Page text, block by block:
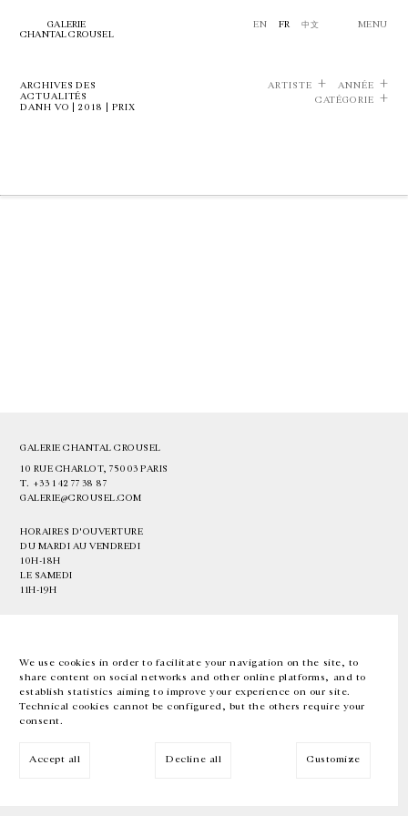
We use cookies in order to facilitate your navigation on the site, to
share content on social networks and other online platforms, and to
establish statistics aiming to improve your experience on our site.
Technical cookies cannot be configured, but the others require your
consent.
Accept all Decline all Customize
GALERIE
CHANTAL CROUSEL
EN FR 中文 MENU
ARCHIVES DES
ACTUALITÉS
DANH VO | 2018 | PRIX
ARTISTE
ANNÉE
CATÉGORIE
GALERIE CHANTAL CROUSEL
10 RUE CHARLOT, 75003 PARIS
T. +33 1 42 77 38 87
GALERIE@CROUSEL.COM
HORAIRES D'OUVERTURE
DU MARDI AU VENDREDI
10H-18H
LE SAMEDI
11H-19H
EN FR 中文 Facebook Instagram
Inscrivez-vous à notre newsletter